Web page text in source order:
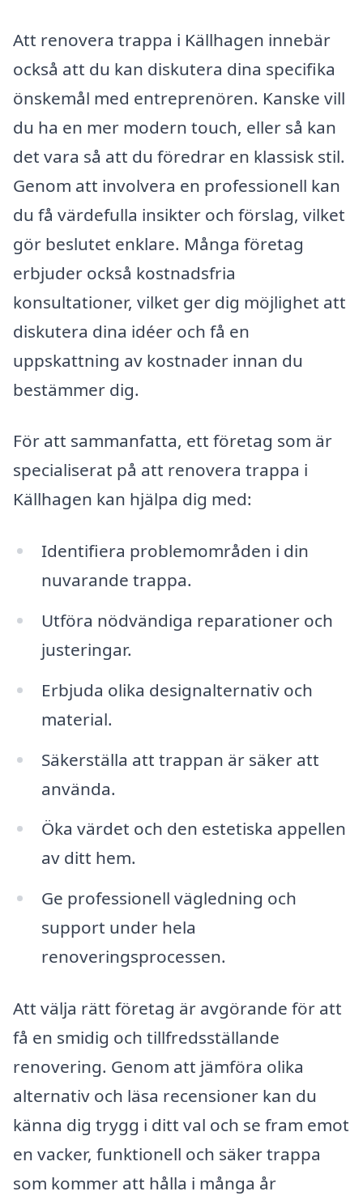
Att renovera trappa i Källhagen innebär
också att du kan diskutera dina specifika
önskemål med entreprenören. Kanske vill
du ha en mer modern touch, eller så kan
det vara så att du föredrar en klassisk stil.
Genom att involvera en professionell kan
du få värdefulla insikter och förslag, vilket
gör beslutet enklare. Många företag
erbjuder också kostnadsfria
konsultationer, vilket ger dig möjlighet att
diskutera dina idéer och få en
uppskattning av kostnader innan du
bestämmer dig.
För att sammanfatta, ett företag som är
specialiserat på att renovera trappa i
Källhagen kan hjälpa dig med:
Identifiera problemområden i din
nuvarande trappa.
Utföra nödvändiga reparationer och
justeringar.
Erbjuda olika designalternativ och
material.
Säkerställa att trappan är säker att
använda.
Öka värdet och den estetiska appellen
av ditt hem.
Ge professionell vägledning och
support under hela
renoveringsprocessen.
Att välja rätt företag är avgörande för att
få en smidig och tillfredsställande
renovering. Genom att jämföra olika
alternativ och läsa recensioner kan du
känna dig trygg i ditt val och se fram emot
en vacker, funktionell och säker trappa
som kommer att hålla i många år